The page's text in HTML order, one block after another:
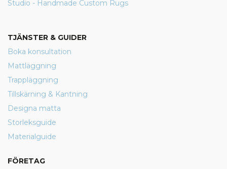
Studio - Handmade Custom Rugs
TJÄNSTER & GUIDER
Boka konsultation
Mattläggning
Trappläggning
Tillskärning & Kantning
Designa matta
Storleksguide
Materialguide
FÖRETAG